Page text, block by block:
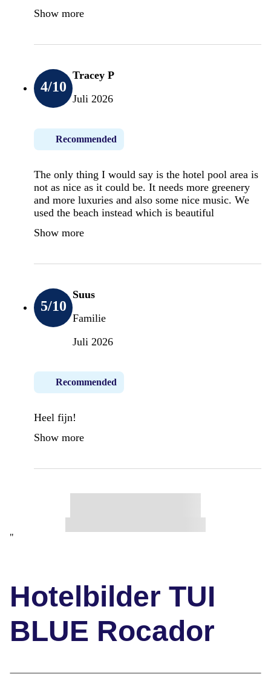
Show more
4/10
Tracey P
Juli 2026
Recommended
The only thing I would say is the hotel pool area is
not as nice as it could be. It needs more greenery
and more luxuries and also some nice music. We
used the beach instead which is beautiful
Show more
5/10
Suus
Familie
Juli 2026
Recommended
Heel fijn!
Show more
"
Hotelbilder TUI
BLUE Rocador